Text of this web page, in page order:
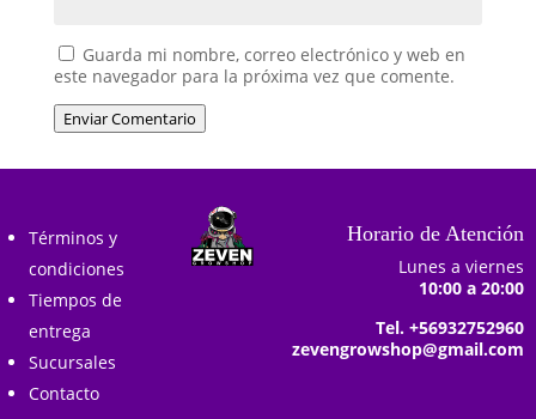
Guarda mi nombre, correo electrónico y web en
este navegador para la próxima vez que comente.
Enviar Comentario
Términos y
condiciones
Tiempos de
entrega
Sucursales
Contacto
Horario de Atención
Lunes a viernes
10:00 a 20:00
Tel. +56932752960
zevengrowshop@gmail.com